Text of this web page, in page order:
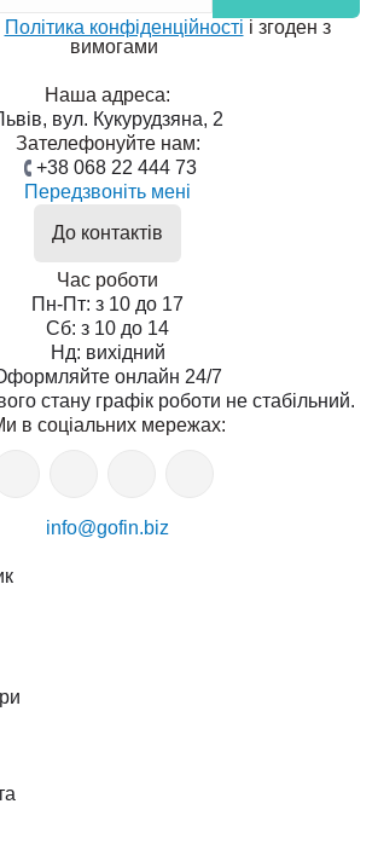
Політика конфіденційності і згоден з
вимогами
Наша адреса:
вул. Кукурудзяна, 2
Зателефонуйте нам:
+38 068 22 444 73
Передзвоніть мені
До контактів
Час роботи
Пн-Пт: з 10 до 17
Сб: з 10 до 14
Нд: вихідний
онлайн 24/7
стану графік роботи не стабільний.
в соціальних мережах:
info@gofin.biz